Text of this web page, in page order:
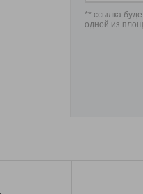
** ссылка
одной из